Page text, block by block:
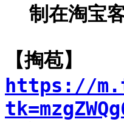
制在淘宝
【掏苞】
https://